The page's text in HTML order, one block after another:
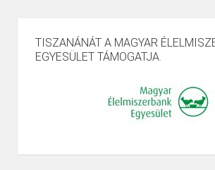
TISZANÁNÁT A MAGYAR
EGYESÜLET TÁMOGATJA.